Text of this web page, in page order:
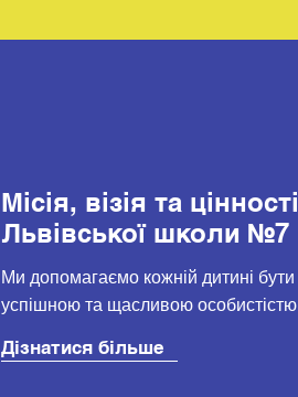
Місія, візія та цінності
Львівської школи №7
Ми допомагаємо кожній дитині бути
успішною та щасливою особистістю
Дізнатися більше